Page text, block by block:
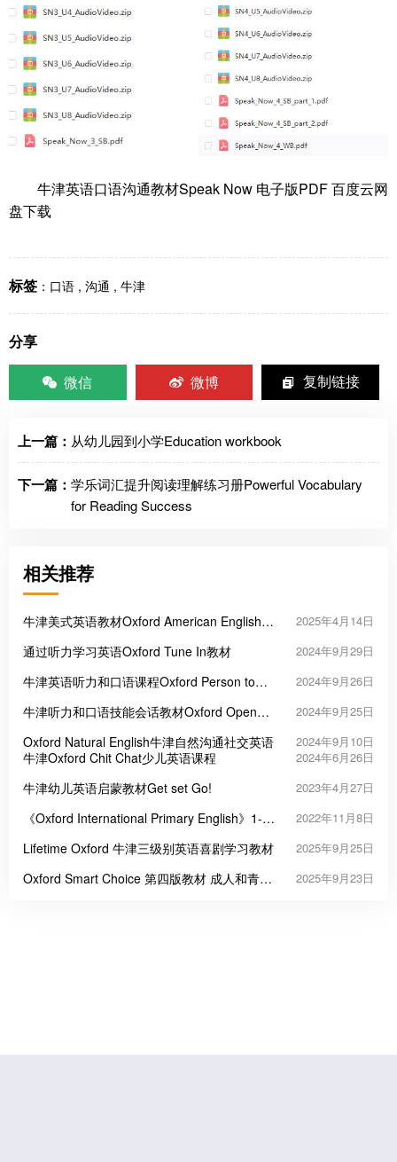
牛津英语口语沟通教材Speak Now 电子版PDF 百度云网
盘下载
标签 ： 口语 , 沟通 , 牛津
分享
微信
微博 复制链接
上一篇： 从幼儿园到小学Education workbook
下一篇： 学乐词汇提升阅读理解练习册Powerful Vocabulary
for Reading Success
相关推荐
牛津美式英语教材Oxford American English
2025年4月14日
通过听力学习英语Oxford Tune In教材 2024年9月29日
牛津英语听力和口语课程Oxford Person to
2024年9月26日
牛津听力和口语技能会话教材Oxford Open
2024年9月25日
Oxford Natural English牛津自然沟通社交英语 2024年9月10日
牛津Oxford Chit Chat少儿英语课程 2024年6月26日
牛津幼儿英语启蒙教材Get set Go! 2023年4月27日
《Oxford International Primary English》1-6
2022年11月8日
Lifetime Oxford 牛津三级别英语喜剧学习教材 2025年9月25日
Oxford Smart Choice 第四版教材 成人和青少
2025年9月23日